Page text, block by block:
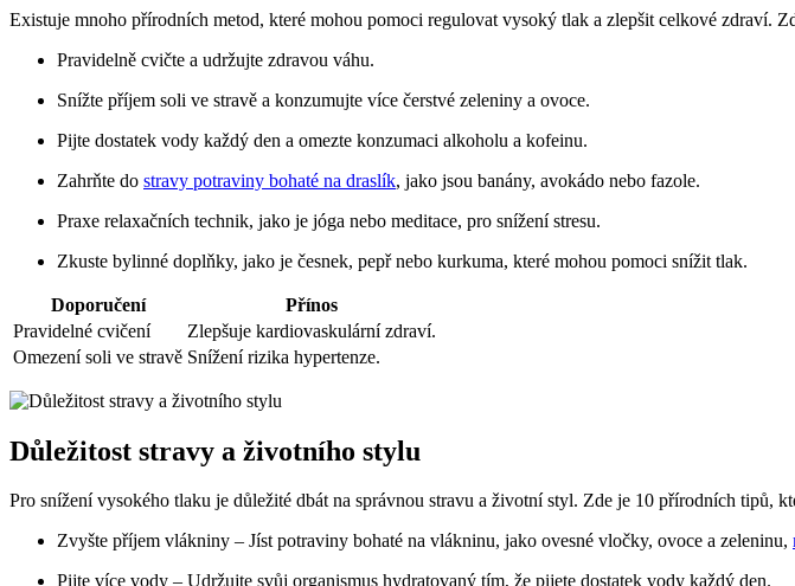
Existuje mnoho přírodních metod, které mohou pomoci regulovat vysoký tlak a zlepšit celkové zdraví.
Pravidelně cvičte a udržujte zdravou váhu.
Snížte příjem soli ve stravě a konzumujte více čerstvé zeleniny a ovoce.
Pijte dostatek vody každý den a omezte konzumaci alkoholu a kofeinu.
Zahrňte do stravy potraviny bohaté na draslík, jako jsou banány, avokádo nebo fazole.
Praxe relaxačních technik, jako je jóga nebo meditace, pro snížení stresu.
Zkuste bylinné doplňky, jako je česnek, pepř nebo kurkuma, které mohou pomoci snížit tlak.
Doporučení
Přínos
Pravidelné cvičení
Zlepšuje kardiovaskulární zdraví.
Omezení soli ve stravě Snížení rizika hypertenze.
Důležitost stravy a životního stylu
Pro snížení vysokého tlaku je důležité dbát na správnou stravu a životní styl. Zde je 10 přírodních tipů,
Zvyšte příjem vlákniny – Jíst potraviny bohaté na vlákninu, jako ovesné vločky, ovoce a zeleninu,
Pijte více vody – Udržujte svůj organismus hydratovaný tím, že pijete dostatek vody každý den.